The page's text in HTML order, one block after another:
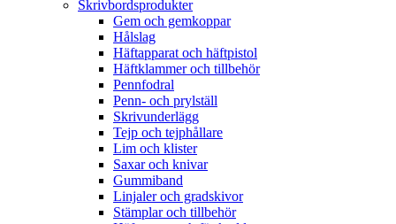
Skrivbordsprodukter
Gem och gemkoppar
Hålslag
Häftapparat och häftpistol
Häftklammer och tillbehör
Pennfodral
Penn- och prylställ
Skrivunderlägg
Tejp och tejphållare
Lim och klister
Saxar och knivar
Gummiband
Linjaler och gradskivor
Stämplar och tillbehör